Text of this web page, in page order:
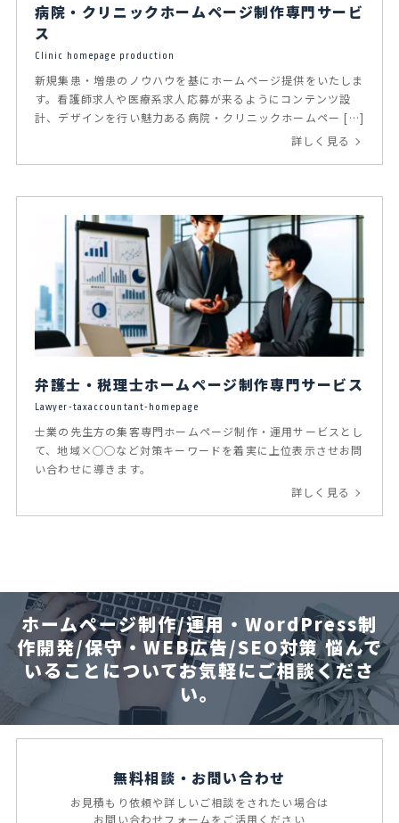
病院・クリニックホームページ制作専門サービ
ス
Clinic homepage production
新規集患・増患のノウハウを基にホームページ提供をいたしま
す。看護師求人や医療系求人応募が来るようにコンテンツ設
計、デザインを行い魅力ある病院・クリニックホームペー […]
詳しく見る
弁護士・税理士ホームページ制作専門サービス
Lawyer-taxaccountant-homepage
士業の先生方の集客専門ホームページ制作・運用サービスとし
て、地域×◯◯など対策キーワードを着実に上位表示させお問
い合わせに導きます。
詳しく見る
ホームページ制作/運用・WordPress制
作開発/保守・WEB広告/SEO対策悩んで
いることについてお気軽にご相談くださ
い。
無料相談・お問い合わせ
お見積もり依頼や詳しいご相談をされたい場合は
お問い合わせフォームを ご活用ください